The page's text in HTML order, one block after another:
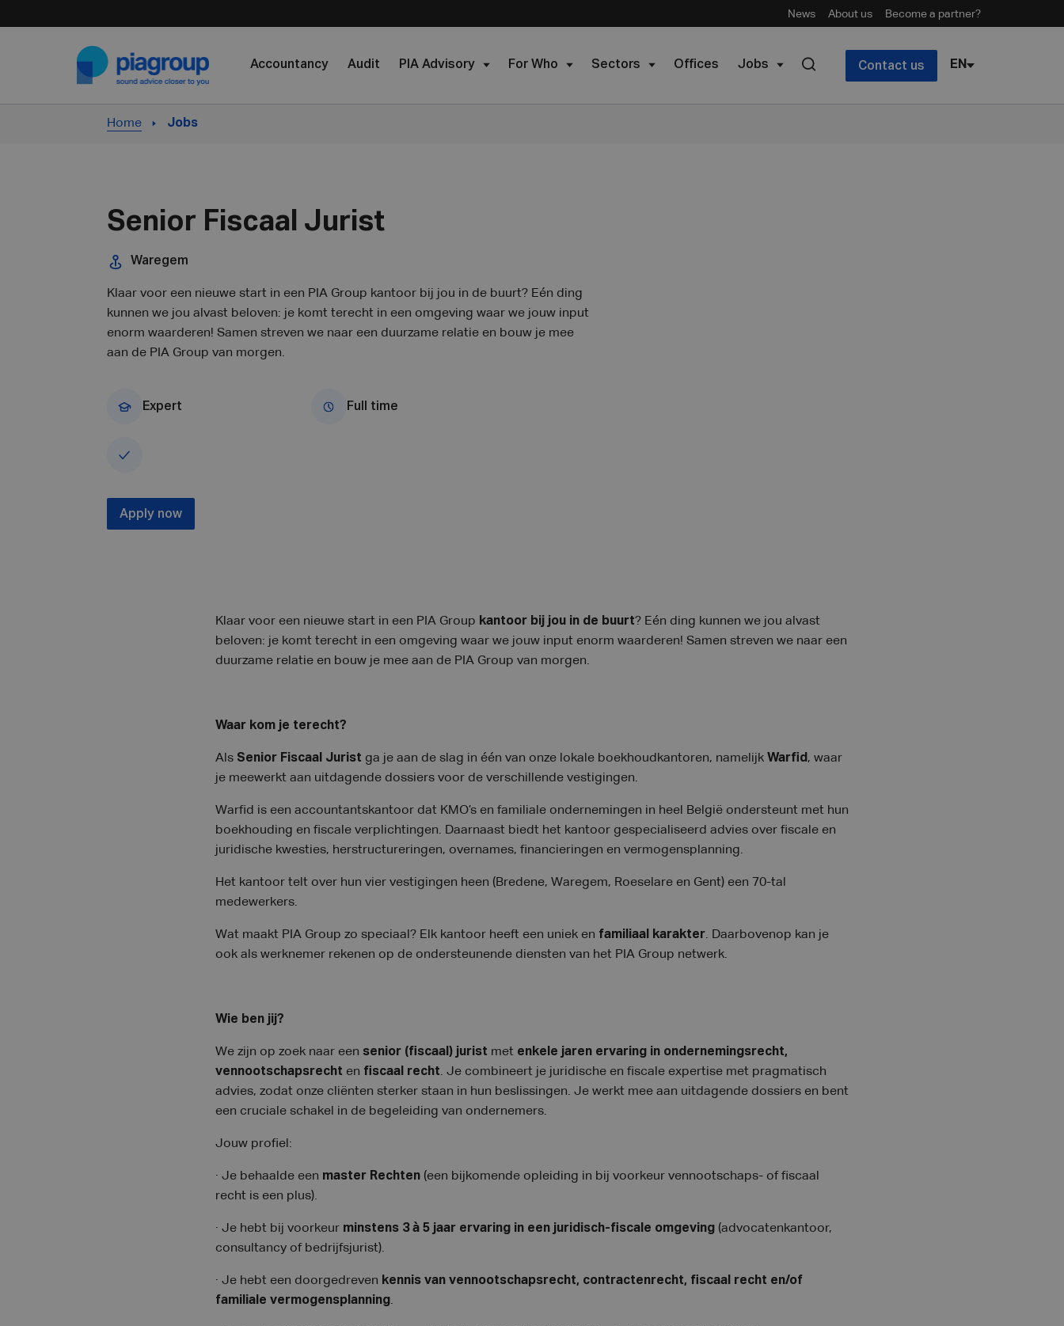
News About us Become a partner?
Accountancy Audit PIA Advisory For Who Sectors Offices Jobs Contact us EN
Home Jobs
Senior Fiscaal Jurist
Waregem
Klaar voor een nieuwe start in een PIA Group kantoor bij jou in de buurt? Eén ding
kunnen we jou alvast beloven: je komt terecht in een omgeving waar we jouw input
enorm waarderen! Samen streven we naar een duurzame relatie en bouw je mee
aan de PIA Group van morgen.
Expert Full time
Apply now
Klaar voor een nieuwe start in een PIA Group kantoor bij jou in de buurt? Eén ding kunnen we jou alvast
beloven: je komt terecht in een omgeving waar we jouw input enorm waarderen! Samen streven we naar een
duurzame relatie en bouw je mee aan de PIA Group van morgen.
Waar kom je terecht?
Als Senior Fiscaal Jurist ga je aan de slag in één van onze lokale boekhoudkantoren, namelijk Warfid , waar
je meewerkt aan uitdagende dossiers voor de verschillende vestigingen.
Warfid is een accountantskantoor dat KMO’s en familiale ondernemingen in heel België ondersteunt met hun
boekhouding en fiscale verplichtingen. Daarnaast biedt het kantoor gespecialiseerd advies over fiscale en
juridische kwesties, herstructureringen, overnames, financieringen en vermogensplanning.
Het kantoor telt over hun vier vestigingen heen (Bredene, Waregem, Roeselare en Gent) een 70-tal
medewerkers.
Wat maakt PIA Group zo speciaal? Elk kantoor heeft een uniek en familiaal karakter. Daarbovenop kan je
ook als werknemer rekenen op de ondersteunende diensten van het PIA Group netwerk.
Wie ben jij?
We zijn op zoek naar een senior (fiscaal) jurist met enkele jaren ervaring in ondernemingsrecht,
vennootschapsrecht en fiscaal recht. Je combineert je juridische en fiscale expertise met pragmatisch
advies, zodat onze cliënten sterker staan in hun beslissingen. Je werkt mee aan uitdagende dossiers en bent
een cruciale schakel in de begeleiding van ondernemers.
Jouw profiel:
· Je behaalde een master Rechten (een bijkomende opleiding in bij voorkeur vennootschaps- of fiscaal
recht is een plus).
· Je hebt bij voorkeur minstens 3 à 5 jaar ervaring in een juridisch-fiscale omgeving (advocatenkantoor,
consultancy of bedrijfsjurist).
· Je hebt een doorgedreven kennis van vennootschapsrecht, contractenrecht, fiscaal recht en/of
familiale vermogensplanning.